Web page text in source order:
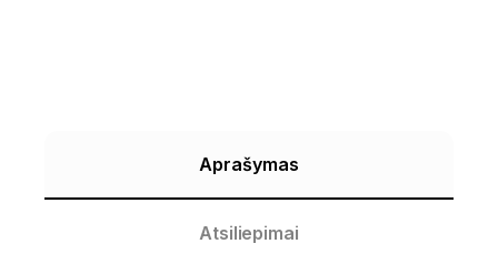
Aprašymas
Atsiliepimai